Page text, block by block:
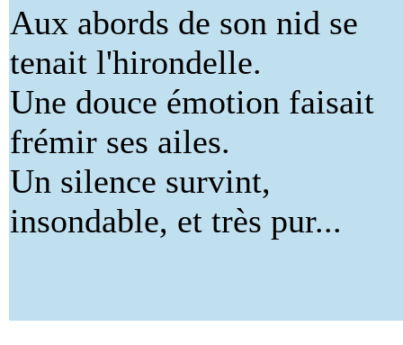
Aux abords de son nid se
tenait l'hirondelle.
Une douce émotion faisait
frémir ses ailes.
Un silence survint,
insondable, et très pur...